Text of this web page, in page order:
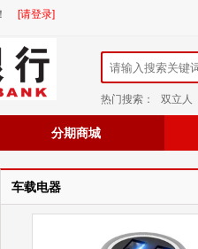
[请登录]
热门搜索： 双立人
分期商城
车载电器